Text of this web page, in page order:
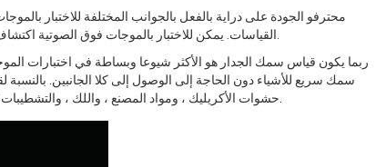
محترفو الجودة على دراية بالفعل بالجوانب المختلفة للاختبار
ربما يكون قياس سمك الجدار هو الأكثر شيوعا وبساطة في اختبارات
سمك سريع للأشياء دون الحاجة إلى الوصول إلى كلا الجانبين.